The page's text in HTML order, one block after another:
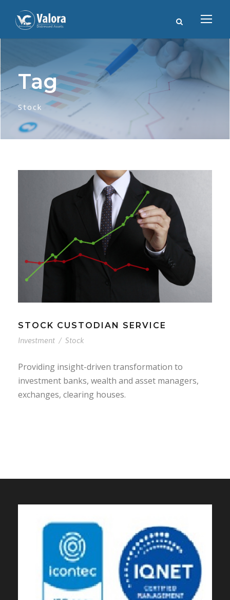
Tag
Stock
STOCK CUSTODIAN SERVICE
Investment / Stock
Providing insight-driven transformation to
investment banks, wealth and asset managers,
exchanges, clearing houses.